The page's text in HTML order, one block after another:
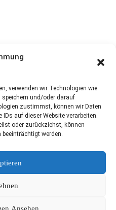
verwenden wir Technologien wie
und/oder darauf
zustimmst, können wir Daten
auf dieser Website verarbeiten.
oder zurückziehst, können
werden.
Ansehen